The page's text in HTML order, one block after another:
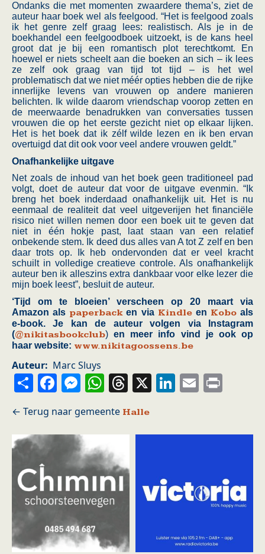
Ondanks die met momenten zwaardere thema’s, ziet de
auteur haar boek wel als feelgood. “Het is feelgood zoals
ik het genre zelf graag lees: realistisch. Als je in de
boekhandel een feelgoodboek uitzoekt, is de kans heel
groot dat je bij een romantisch plot terechtkomt. En
hoewel er niets scheelt aan die boeken an sich – ik lees
ze zelf ook graag van tijd tot tijd – is het wel
problematisch dat we niet méér opties hebben die de rijke
innerlijke levens van vrouwen op andere manieren
belichten. Ik wilde daarom vriendschap voorop zetten en
de meerwaarde benadrukken van conversaties tussen
vrouwen die op het eerste gezicht niet op elkaar lijken.
Het is het boek dat ik zélf wilde lezen en ik ben ervan
overtuigd dat dit ook voor veel andere vrouwen geldt.”
Onafhankelijke uitgave
Net zoals de inhoud van het boek geen traditioneel pad
volgt, doet de auteur dat voor de uitgave evenmin. “Ik
breng het boek inderdaad onafhankelijk uit. Het is nu
eenmaal de realiteit dat veel uitgeverijen het financiële
risico niet willen nemen door een boek uit te geven dat
niet in één hokje past, laat staan van een relatief
onbekende stem. Ik deed dus alles van A tot Z zelf en ben
daar trots op. Ik heb ondervonden dat er veel kracht
schuilt in volledige creatieve controle. Als onafhankelijk
auteur ben ik alleszins extra dankbaar voor elke lezer die
mijn boek leest”, besluit de auteur.
‘Tijd om te bloeien’ verscheen op 20 maart via
Amazon als paperback en via Kindleen Koboals
e-book. Je kan de auteur volgen via Instagram
(@nikitasbookclub) en meer info vind je ook op
haar website: www.nikitagoossens.be
Auteur Marc Sluys
ShareFacebook
Messenger
WhatsApp
Threads
X LinkedIn
Email
Halle